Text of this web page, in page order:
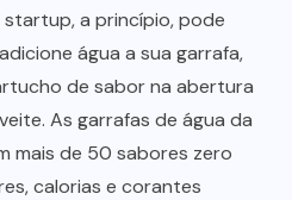
startup, a princípio, pode
água a sua garrafa,
de sabor na abertura
As garrafas de água da
mais de 50 sabores zero
calorias e corantes